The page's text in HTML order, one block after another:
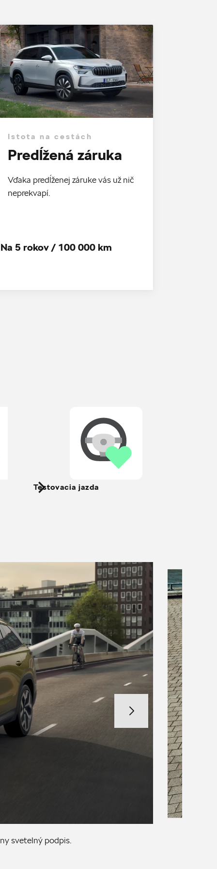
Istota na cestách
Predĺžená záruka
Vďaka predĺženej záruke vás už nič
neprekvapí.
Na 5 rokov / 100 000 km
Testovacia jazda
svetelný podpis.